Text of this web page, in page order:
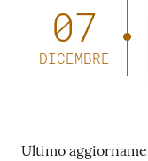
Newsle
tter
Sala
07
DICEMBRE
Ultimo